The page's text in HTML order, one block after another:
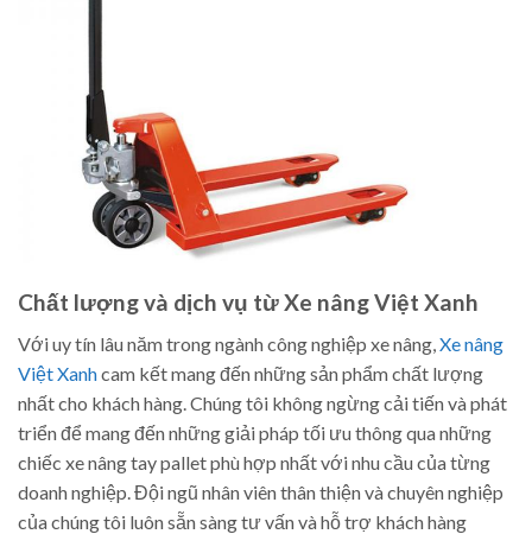
Chất lượng và dịch vụ từ Xe nâng Việt Xanh
Với uy tín lâu năm trong ngành công nghiệp xe nâng, Xe nâng
Việt Xanhcam kết mang đến những sản phẩm chất lượng
nhất cho khách hàng. Chúng tôi không ngừng cải tiến và phát
triển để mang đến những giải pháp tối ưu thông qua những
chiếc xe nâng tay pallet phù hợp nhất với nhu cầu của từng
doanh nghiệp. Đội ngũ nhân viên thân thiện và chuyên nghiệp
của chúng tôi luôn sẵn sàng tư vấn và hỗ trợ khách hàng